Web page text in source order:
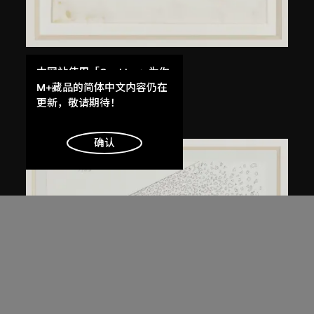
倉俁史朗
京都桌
約1983年
本网站使用「Cookies」为你
提供最好的网站体验。
了解更多
明白
M+藏品的简体中文内容仍在
更新，敬请期待！
确认